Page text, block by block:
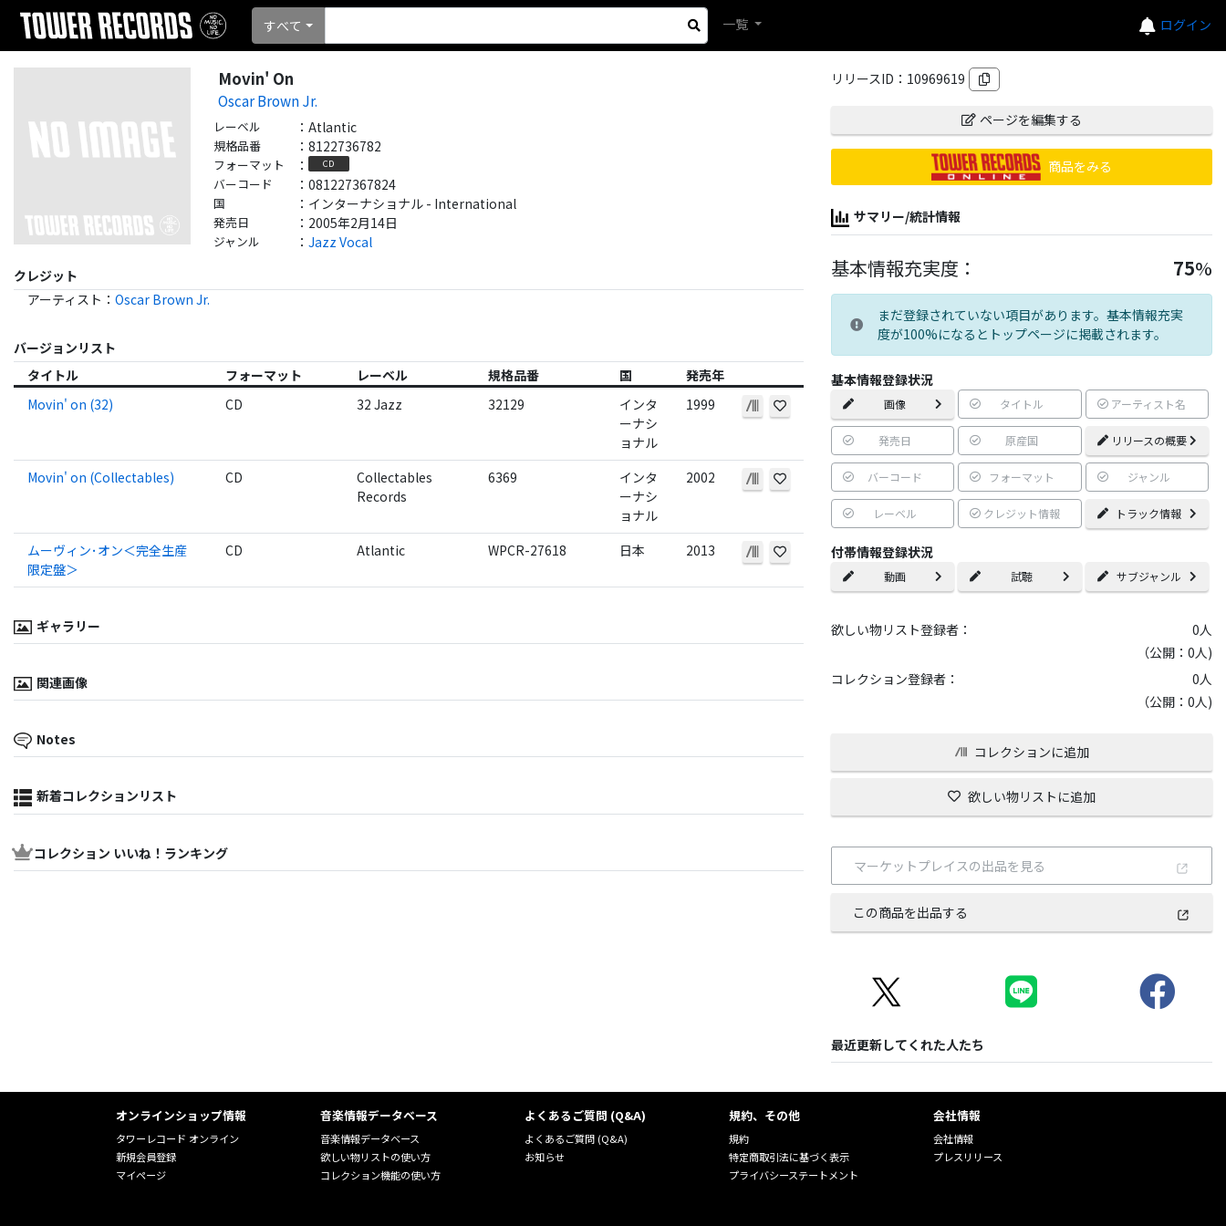
ログイン
すべて 一覧
Movin' On
Oscar Brown Jr.
レーベル ： Atlantic
規格品番 ： 8122736782
フォーマット ： CD
バーコード ： 081227367824
国 ： インターナショナル - International
発売日 ： 2005年2月14日
ジャンル ： Jazz Vocal
クレジット
アーティスト ： Oscar Brown Jr.
バージョンリスト
タイトル
フォーマット レーベル 規格品番 国
発売年
Movin' on (32)
CD 32 Jazz 32129
インタ
ーナシ
ョナル
1999
Movin' on (Collectables) CD
Collectables
Records
6369
インタ
ーナシ
ョナル
2002
ムーヴィン･オン＜完全生産
限定盤＞
CD Atlantic WPCR-27618 日本 2013
ギャラリー
関連画像
Notes
新着コレクションリスト
コレクション いいね！ランキング
リリースID： 10969619
ページを編集する
商品をみる
サマリー/統計情報
基本情報充実度： 75%
まだ登録されていない項目があります。基本情報充実
度が100%になるとトップページに掲載されます。
基本情報登録状況
画像 タイトル アーティスト名
発売日 原産国 リリースの概要
バーコード フォーマット ジャンル
レーベル クレジット情報 トラック情報
付帯情報登録状況
動画 試聴 サブジャンル
欲しい物リスト登録者： 0人
（公開：0人)
コレクション登録者：
0人
（公開：0人)
コレクションに追加
欲しい物リストに追加
マーケットプレイスの出品を見る
この商品を出品する
最近更新してくれた人たち
オンラインショップ情報
タワーレコード オンライン
新規会員登録
マイページ
音楽情報データベース
音楽情報データベース
欲しい物リストの使い方
コレクション機能の使い方
よくあるご質問 (Q&A)
よくあるご質問 (Q&A)
お知らせ
規約、その他
規約
特定商取引法に基づく表示
プライバシーステートメント
会社情報
会社情報
プレスリリース